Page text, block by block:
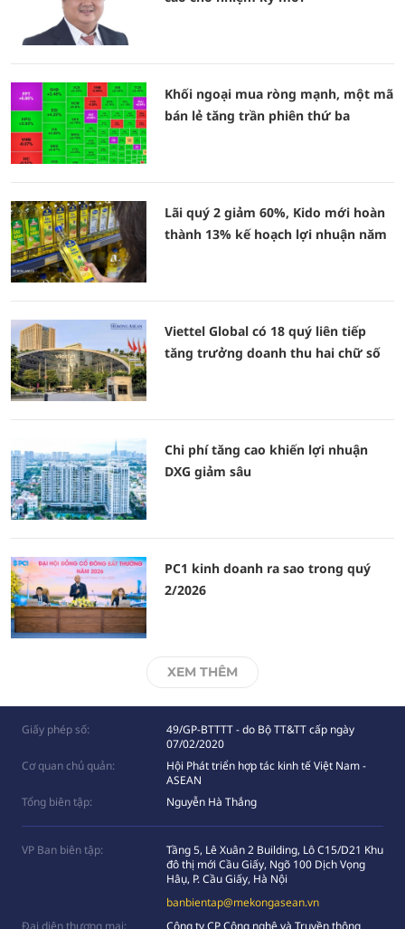
Khối ngoại mua ròng mạnh, một mã
bán lẻ tăng trần phiên thứ ba
Lãi quý 2 giảm 60%, Kido mới hoàn
thành 13% kế hoạch lợi nhuận năm
Viettel Global có 18 quý liên tiếp
tăng trưởng doanh thu hai chữ số
Chi phí tăng cao khiến lợi nhuận
DXG giảm sâu
PC1 kinh doanh ra sao trong quý
2/2026
XEM THÊM
Giấy phép số:
49/GP-BTTTT - do Bộ TT&TT cấp ngày
07/02/2020
Cơ quan chủ quản:
Hội Phát triển hợp tác kinh tế Việt Nam -
ASEAN
Tổng biên tập:
Nguyễn Hà Thắng
VP Ban biên tập:
Tầng 5, Lê Xuân 2 Building, Lô C15/D21 Khu
đô thị mới Cầu Giấy, Ngõ 100 Dịch Vọng
Hâụ, P. Cầu Giấy, Hà Nội
banbientap@mekongasean.vn
Đại diện thương mại:
Công ty CP Công nghệ và Truyền thông